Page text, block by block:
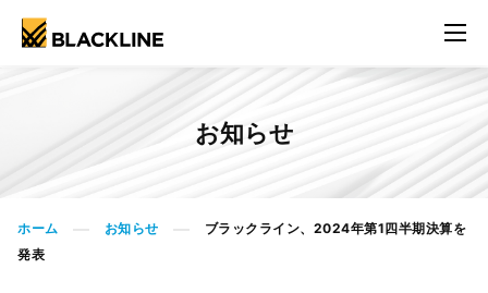
お知らせ
ホーム お知らせ
ブラックライン、2024年第1四半期決算を
発表